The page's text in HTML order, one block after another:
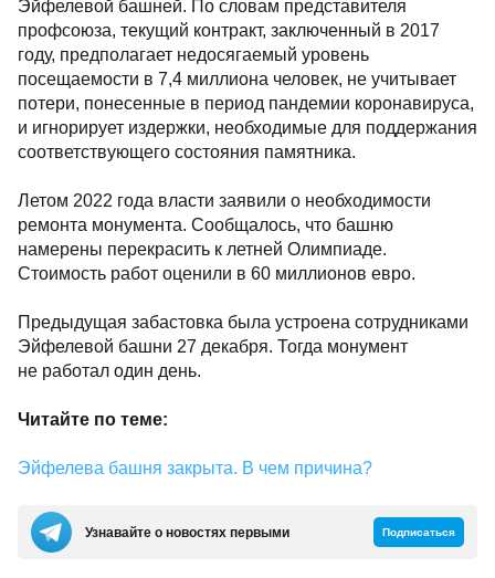
Эйфелевой башней. По словам представителя
профсоюза, текущий контракт, заключенный в 2017
году, предполагает недосягаемый уровень
посещаемости в 7,4 миллиона человек, не учитывает
потери, понесенные в период пандемии коронавируса,
и игнорирует издержки, необходимые для поддержания
соответствующего состояния памятника.
Летом 2022 года власти заявили о необходимости
ремонта монумента. Сообщалось, что башню
намерены перекрасить к летней Олимпиаде.
Стоимость работ оценили в 60 миллионов евро.
Предыдущая забастовка была устроена сотрудниками
Эйфелевой башни 27 декабря. Тогда монумент
не работал один день.
Читайте по теме:
Эйфелева башня закрыта. В чем причина?
Узнавайте о новостях первыми Подписаться